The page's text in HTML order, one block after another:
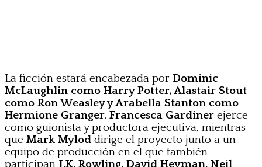
La ficción estará encabezada por Dominic
McLaughlin como Harry Potter, Alastair Stout
como Ron Weasley y Arabella Stanton como
Hermione Granger. Francesca Gardiner ejerce
como guionista y productora ejecutiva, mientras
que Mark Mylod dirige el proyecto junto a un
equipo de producción en el que también
participan J.K. Rowling, David Heyman, Neil